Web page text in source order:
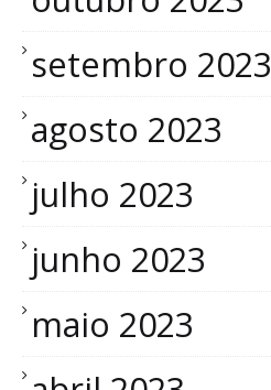
setembro 2023
agosto 2023
julho 2023
junho 2023
maio 2023